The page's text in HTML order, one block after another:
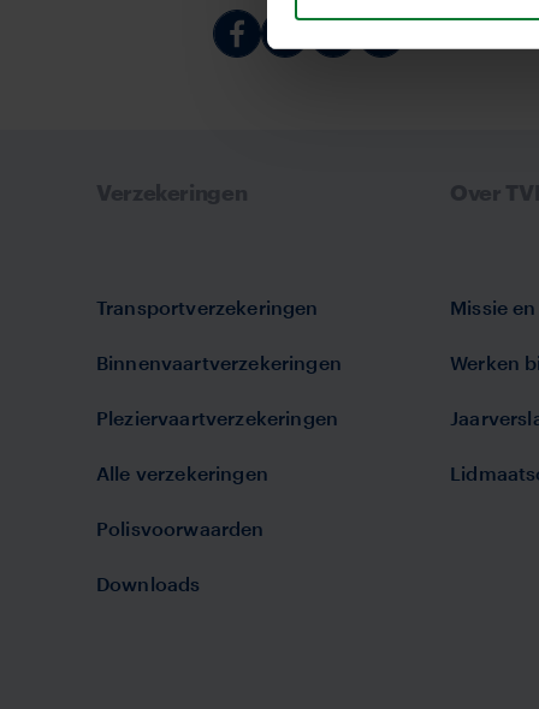
Deel Deel Deel Deel
Transportverzekeringen
Binnenvaartverzekeringen
Pleziervaartverzekeringen
Alle verzekeringen
Polisvoorwaarden
Downloads
Missie
Werken